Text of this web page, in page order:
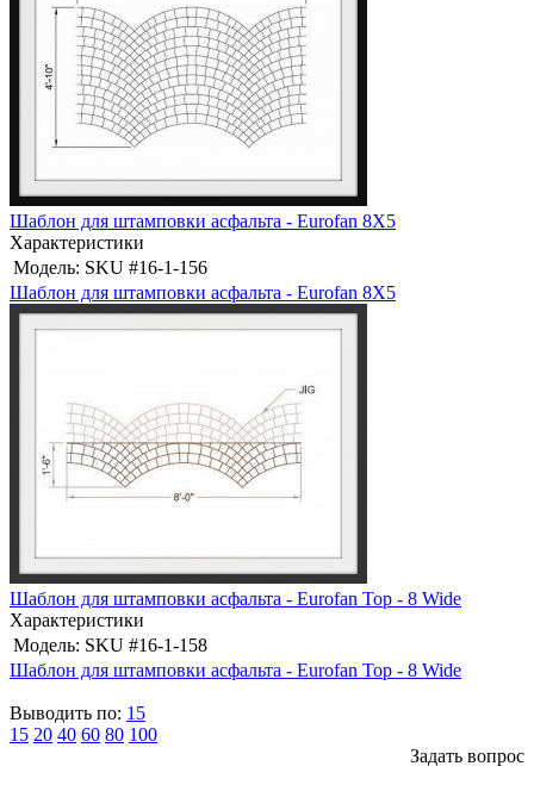
Шаблон для штамповки асфальта - Eurofan 8X5
Характеристики
Модель: SKU #16-1-156
Шаблон для штамповки асфальта - Eurofan 8X5
Шаблон для штамповки асфальта - Eurofan Top - 8 Wide
Характеристики
Модель: SKU #16-1-158
Шаблон для штамповки асфальта - Eurofan Top - 8 Wide
Выводить по: 15
15 20 40 60 80 100
Задать вопрос